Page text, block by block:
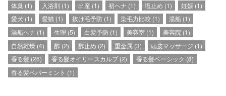
体臭 (1) 入浴剤(1) 出産(1) 初ヘナ (1) 塩止め (1) 妊娠 (1)
愛犬 (1) 愛猫(1) 抜け毛予防(1) 染毛力比較 (1) 湯船 (1)
湯船ヘナ (1) 生理 (5) 白髪予防(1) 美容室 (1) 美容院 (1)
自然乾燥 (4) 酢(2) 酢止め (2) 重金属 (3) 頭皮マッサージ (1)
香る髪 (26) 香る髪オイリースカルプ(2) 香る髪ベーシック (8)
香る髪ペパーミント (1)